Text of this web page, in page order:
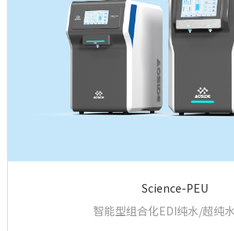
Science-PEU
智能型组合化EDI纯水/超纯